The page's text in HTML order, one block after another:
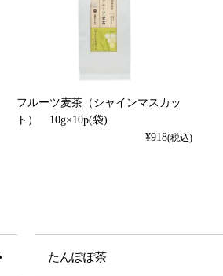
フルーツ麦茶（シャインマスカッ
ト） 10g×10p(袋)
¥918(税込)
たんぽぽ茶